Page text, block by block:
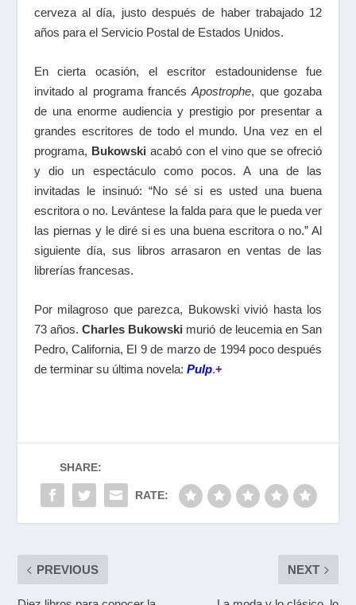
cerveza al día, justo después de haber trabajado 12
años para el Servicio Postal de Estados Unidos.
En cierta ocasión, el escritor estadounidense fue
invitado al programa francésApostrophe, que gozaba
de una enorme audiencia y prestigio por presentar a
grandes escritores de todo el mundo. Una vez en el
programa, Bukowski acabó con el vino que se ofreció
y dio un espectáculo como pocos. A una de las
invitadas le insinuó: “No sé si es usted una buena
escritora o no. Levántese la falda para que le pueda ver
las piernas y le diré si es una buena escritora o no.” Al
siguiente día, sus libros arrasaron en ventas de las
librerías francesas.
Por milagroso que parezca, Bukowski vivió hasta los
73 años.Charles Bukowski murió de leucemia en San
Pedro, California, El 9 de marzo de 1994 poco después
de terminar su última novela: Pulp.+
SHARE:
RATE:
PREVIOUS NEXT